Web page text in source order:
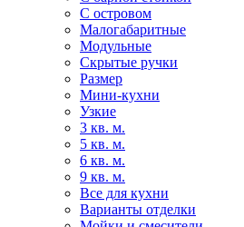
С островом
Малогабаритные
Модульные
Скрытые ручки
Размер
Мини-кухни
Узкие
3 кв. м.
5 кв. м.
6 кв. м.
9 кв. м.
Все для кухни
Варианты отделки